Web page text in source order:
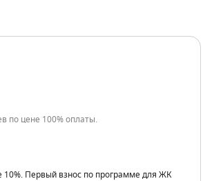
по цене 100% оплаты.
10%. Первый взнос по программе для ЖК